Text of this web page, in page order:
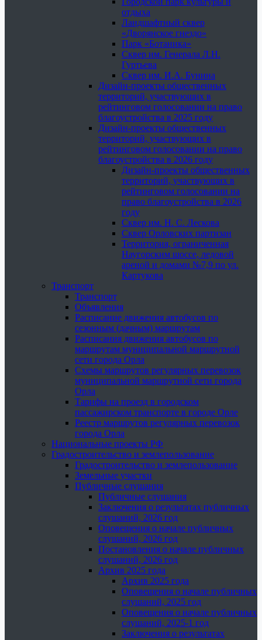
отдыха
Ландшафтный сквер
«Дворянское гнездо»
Парк «Ботаника»
Сквер им. Генерала Л.Н.
Гуртьева
Сквер им. И.А. Бунина
Дизайн-проекты общественных
территорий, участвующих в
рейтинговом голосовании на право
благоустройства в 2025 году
Дизайн-проекты общественных
территорий, участвующих в
рейтинговом голосовании на право
благоустройства в 2026 году
Дизайн-проекты общественных
территорий, участвующих в
рейтинговом голосовании на
право благоустройства в 2026
году
Сквер им. Н. С. Лескова
Сквер Орловских партизан
Территория, ограниченная
Наугорским шоссе, ледовой
ареной и домами №7,9 по ул.
Картукова
Транспорт
Транспорт
Объявления
Расписание движения автобусов по
сезонным (дачным) маршрутам
Расписания движения автобусов по
маршрутам муниципальной маршрутной
сети города Орла
Схемы маршрутов регулярных перевозок
муниципальной маршрутной сети города
Орла
Тарифы на проезд в городском
пассажирском транспорте в городе Орле
Реестр маршрутов регулярных перевозок
города Орла
Национальные проекты РФ
Градостроительство и землепользование
Градостроительство и землепользование
Земельные участки
Публичные слушания
Публичные слушания
Заключения о результатах публичных
слушаний, 2026 год
Оповещения о начале публичных
слушаний, 2026 год
Постановления о начале публичных
слушаний, 2026 год
Архив 2025 года
Архив 2025 года
Оповещения о начале публичных
слушаний, 2025 год
Оповещения о начале публичных
слушаний, 2025-1 год
Заключения о результатах